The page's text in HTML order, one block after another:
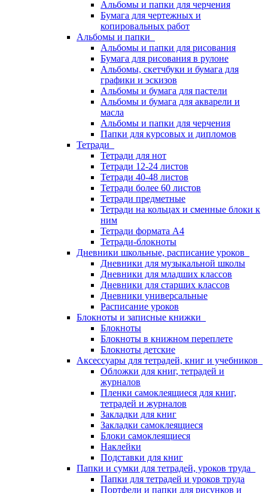
Альбомы и папки для черчения
Бумага для чертежных и
копировальных работ
Альбомы и папки
Альбомы и папки для рисования
Бумага для рисования в рулоне
Альбомы, скетчбуки и бумага для
графики и эскизов
Альбомы и бумага для пастели
Альбомы и бумага для акварели и
масла
Альбомы и папки для черчения
Папки для курсовых и дипломов
Тетради
Тетради для нот
Тетради 12-24 листов
Тетради 40-48 листов
Тетради более 60 листов
Тетради предметные
Тетради на кольцах и сменные блоки к
ним
Тетради формата А4
Тетради-блокноты
Дневники школьные, расписание уроков
Дневники для музыкальной школы
Дневники для младших классов
Дневники для старших классов
Дневники универсальные
Расписание уроков
Блокноты и записные книжки
Блокноты
Блокноты в книжном переплете
Блокноты детские
Аксессуары для тетрадей, книг и учебников
Обложки для книг, тетрадей и
журналов
Пленки самоклеящиеся для книг,
тетрадей и журналов
Закладки для книг
Закладки самоклеящиеся
Блоки самоклеящиеся
Наклейки
Подставки для книг
Папки и сумки для тетрадей, уроков труда
Папки для тетрадей и уроков труда
Портфели и папки для рисунков и